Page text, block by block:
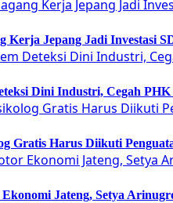
Kerja Jepang Jadi Investasi
Dini Industri, Cegah PHK
Gratis Harus Diikuti
Jateng, Setya